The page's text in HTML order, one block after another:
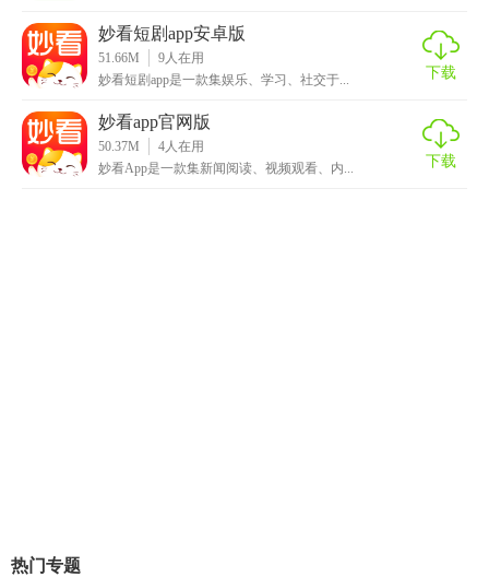
妙看短剧app安卓版
51.66M 9 人在用
妙看短剧app是一款集娱乐、学习、社交于...
下载
妙看app官网版
50.37M 4 人在用
妙看App是一款集新闻阅读、视频观看、内...
下载
热门专题